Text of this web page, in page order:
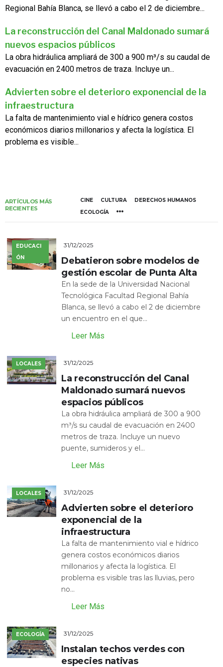
Regional Bahía Blanca, se llevó a cabo el 2 de diciembre...
La reconstrucción del Canal Maldonado sumará
nuevos espacios públicos
La obra hidráulica ampliará de 300 a 900 m³/s su caudal de
evacuación en 2400 metros de traza. Incluye un...
Advierten sobre el deterioro exponencial de la
infraestructura
La falta de mantenimiento vial e hídrico genera costos
económicos diarios millonarios y afecta la logística. El
problema es visible...
ARTÍCULOS MÁS
RECIENTES
CINE CULTURA
DERECHOS HUMANOS
ECOLOGÍA
EDUCACI
ÓN
31/12/2025
Debatieron sobre modelos de
gestión escolar de Punta Alta
En la sede de la Universidad Nacional
Tecnológica Facultad Regional Bahía
Blanca, se llevó a cabo el 2 de diciembre
un encuentro en el que...
Leer Más
LOCALES 31/12/2025
La reconstrucción del Canal
Maldonado sumará nuevos
espacios públicos
La obra hidráulica ampliará de 300 a 900
m³/s su caudal de evacuación en 2400
metros de traza. Incluye un nuevo
puente, sumideros y el...
Leer Más
LOCALES 31/12/2025
Advierten sobre el deterioro
exponencial de la
infraestructura
La falta de mantenimiento vial e hídrico
genera costos económicos diarios
millonarios y afecta la logística. El
problema es visible tras las lluvias, pero
no...
Leer Más
ECOLOGÍA 31/12/2025
Instalan techos verdes con
especies nativas